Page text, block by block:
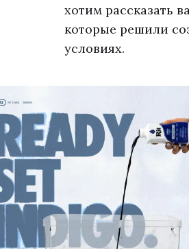
хотим рассказать
которые решили
условиях.